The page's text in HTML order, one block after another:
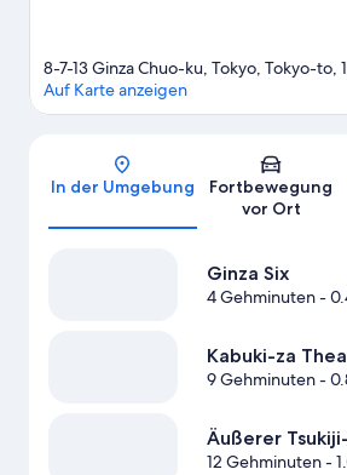
Karte
8-7-13 Ginza Chuo-ku, Tokyo, Tokyo-to,
Auf Karte anzeigen
In der Umgebung
Fortbewegung
vor Ort
Ginza Six
4 Gehminuten-
Kabuki-za
9 Gehminuten-
Äußerer
12 Gehminuten-